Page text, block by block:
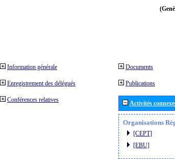
Information générale
Enregistrement des délégués
Conférences relatives
Documents
Publications
Activités
Organisations
[CEPT]
[EBU]